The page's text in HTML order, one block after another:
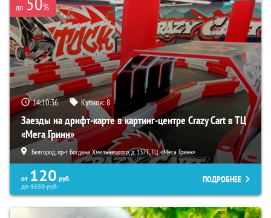
до %
14:10:35 Купили:8
Заезды на дрифт-карте в картинг-центре Crazy Cart в ТЦ
«Мега Гринн»
Белгород, пр-т Богдана Хмельницкого, д. 137Т, ТЦ «Мега Гринн»
от 120 руб.
до1650руб.
ПОДРОБНЕЕ